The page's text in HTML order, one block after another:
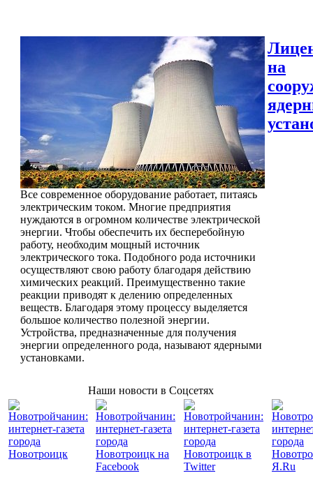
Все современное оборудование работает, питаясь
электрическим током. Многие предприятия
нуждаются в огромном количестве электрической
энергии. Чтобы обеспечить их бесперебойную
работу, необходим мощный источник
электрического тока. Подобного рода источники
осуществляют свою работу благодаря действию
химических реакций. Преимущественно такие
реакции приводят к делению определенных
веществ. Благодаря этому процессу выделяется
большое количество полезной энергии.
Устройства, предназначенные для получения
энергии определенного рода, называют ядерными
установками.
на
Наши новости в Соцсетях